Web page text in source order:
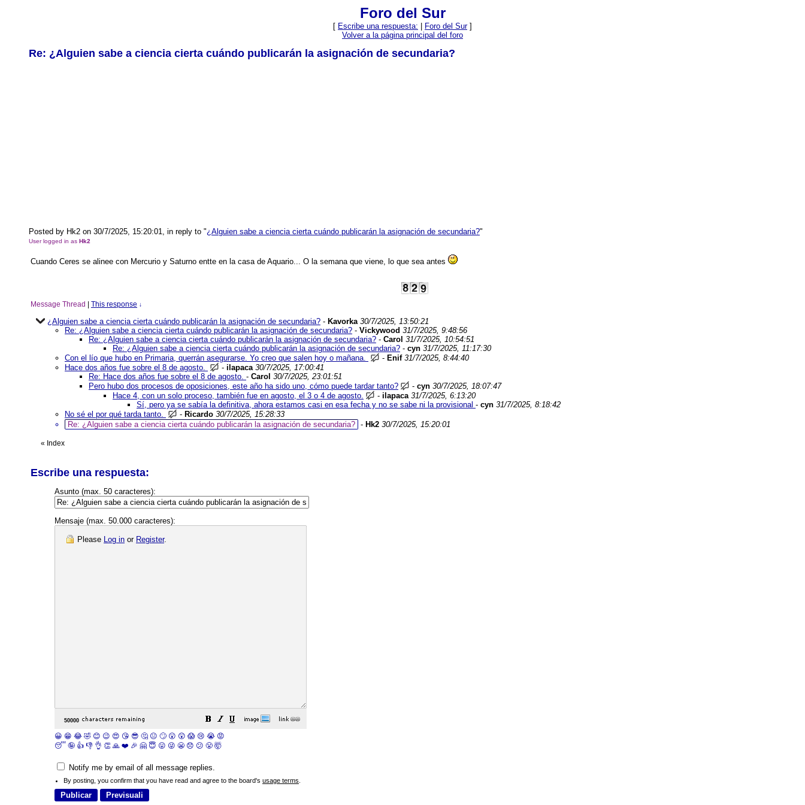
Foro del Sur
[ Escribe una respuesta: Foro del Sur]
Volver a la página principal del foro
Re: ¿Alguien sabe a ciencia cierta cuándo publicarán la asignación de secundaria?
Posted by Hk2 on 30/7/2025, 15:20:01, in reply to "¿Alguien sabe a ciencia cierta cuándo publicarán la asignación de secundaria?"
User logged in as Hk2
Cuando Ceres se alinee con Mercurio y Saturno entte en la casa de Aquario... O la semana que viene, lo que sea antes
Message Thread This response ↓
¿Alguien sabe a ciencia cierta cuándo publicarán la asignación de secundaria? - Kavorka 30/7/2025, 13:50:21
Re: ¿Alguien sabe a ciencia cierta cuándo publicarán la asignación de secundaria? - Vickywood 31/7/2025, 9:48:56
Re: ¿Alguien sabe a ciencia cierta cuándo publicarán la asignación de secundaria? - Carol 31/7/2025, 10:54:51
Re: ¿Alguien sabe a ciencia cierta cuándo publicarán la asignación de secundaria? - cyn 31/7/2025, 11:17:30
Con el lío que hubo en Primaria, querrán asegurarse. Yo creo que salen hoy o mañana.
- Enif 31/7/2025, 8:44:40
Hace dos años fue sobre el 8 de agosto.
- ilapaca 30/7/2025, 17:00:41
Re: Hace dos años fue sobre el 8 de agosto. - Carol 30/7/2025, 23:01:51
Pero hubo dos procesos de oposiciones, este año ha sido uno, cómo puede tardar tanto?
- cyn 30/7/2025, 18:07:47
Hace 4, con un solo proceso, también fue en agosto, el 3 o 4 de agosto.
- ilapaca 31/7/2025, 6:13:20
Sí, pero ya se sabía la definitiva, ahora estamos casi en esa fecha y no se sabe ni la provisional - cyn 31/7/2025, 8:18:42
No sé el por qué tarda tanto.
- Ricardo 30/7/2025, 15:28:33
Re: ¿Alguien sabe a ciencia cierta cuándo publicarán la asignación de secundaria? - Hk2 30/7/2025, 15:20:01
« Index
Escribe una respuesta:
Asunto (max. 50 caracteres):
Mensaje (max. 50.000 caracteres):
Please Log in or Register.
😀 😁 😂 🤣 😊 😉 😍 😘 😎 🤔 😐 🙄 😮 😲 😱 😢 😭 😡
😴 🤪 👍 👎 👌 👏 🙏 ❤️ 🎉 🤗 😇 😛 😜 😬 😞 😕 😤 🤯
Notify me by email of all message replies.
By posting, you confirm that you have read and agree to the board's usage terms